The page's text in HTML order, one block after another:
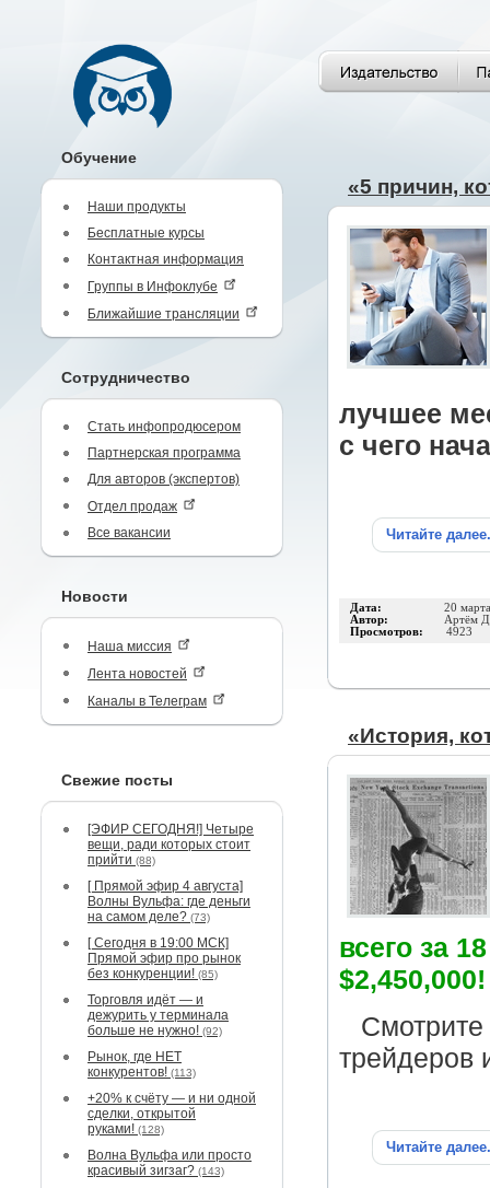
Обучение
Наши продукты
Бесплатные курсы
Контактная информация
Группы в Инфоклубе
Ближайшие трансляции
Сотрудничество
Стать инфопродюсером
Партнерская программа
Для авторов (экспертов)
Отдел продаж
Все вакансии
Новости
Наша миссия
Лента новостей
Каналы в Телеграм
Свежие посты
[ЭФИР СЕГОДНЯ!] Четыре
вещи, ради которых стоит
прийти (88)
[ Прямой эфир 4 августа]
Волны Вульфа: где деньги
на самом деле? (73)
[ Сегодня в 19:00 МСК]
Прямой эфир про рынок
без конкуренции! (85)
Торговля идёт — и
дежурить у терминала
больше не нужно! (92)
Рынок, где НЕТ
конкурентов! (113)
+20% к счёту — и ни одной
сделки, открытой
руками! (128)
Волна Вульфа или просто
красивый зигзаг? (143)
«5 причин,
лучшее
с чего
Читайте
Дата: 20
Автор: Артём
Просмотров: 4923
«История,
всего за
$2,450,000!
трейдеров
Читайте